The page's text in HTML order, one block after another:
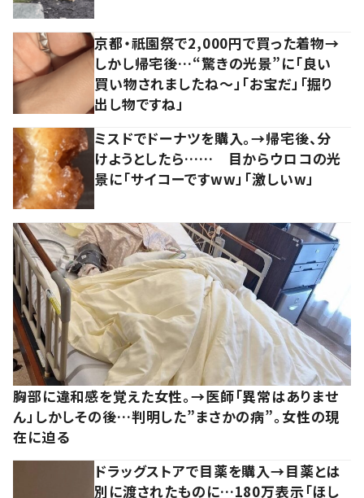
京都・祇園祭で2,000円で買った着物→
しかし帰宅後…“驚きの光景”に「良い
買い物されましたね～」「お宝だ」「掘り
出し物ですね」
ミスドでドーナツを購入。→帰宅後、分
けようとしたら…… 目からウロコの光
景に「サイコーですww」「激しいw」
胸部に違和感を覚えた女性。→医師「異常はありませ
ん」しかしその後…判明した”まさかの病”。女性の現
在に迫る
ドラッグストアで目薬を購入→目薬とは
別に渡されたものに…180万表示「ほし